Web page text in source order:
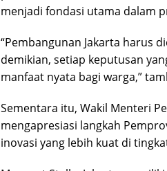
menjadi fondasi utama dalam
“Pembangunan Jakarta harus
demikian, setiap keputusan
manfaat nyata bagi warga,”
Sementara itu, Wakil Menteri
mengapresiasi langkah
inovasi yang lebih kuat di